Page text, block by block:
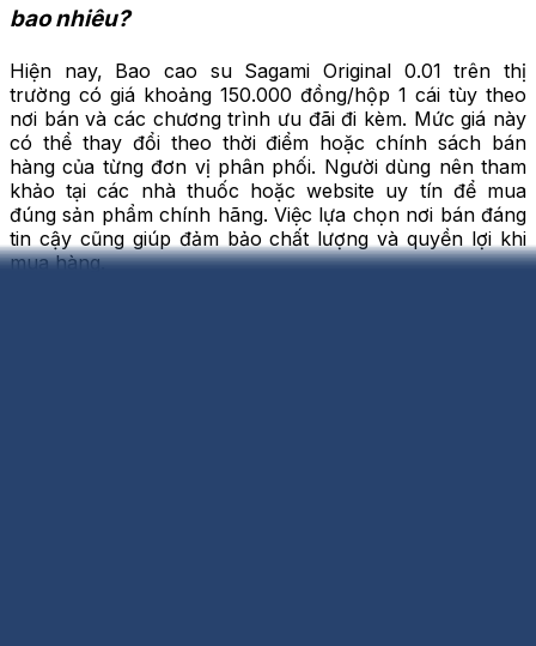
bao nhiêu?
Hiện nay, Bao cao su Sagami Original 0.01 trên thị
trường có giá khoảng 150.000 đồng/hộp 1 cái tùy theo
nơi bán và các chương trình ưu đãi đi kèm. Mức giá này
có thể thay đổi theo thời điểm hoặc chính sách bán
hàng của từng đơn vị phân phối. Người dùng nên tham
khảo tại các nhà thuốc hoặc website uy tín để mua
đúng sản phẩm chính hãng. Việc lựa chọn nơi bán đáng
tin cậy cũng giúp đảm bảo chất lượng và quyền lợi khi
mua hàng.